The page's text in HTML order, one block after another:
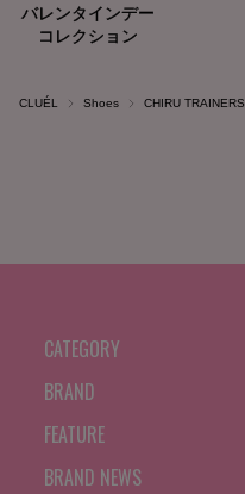
CLUÉL Shoes CHIRU TRAINERS
CATEGORY
BRAND
FEATURE
BRAND NEWS